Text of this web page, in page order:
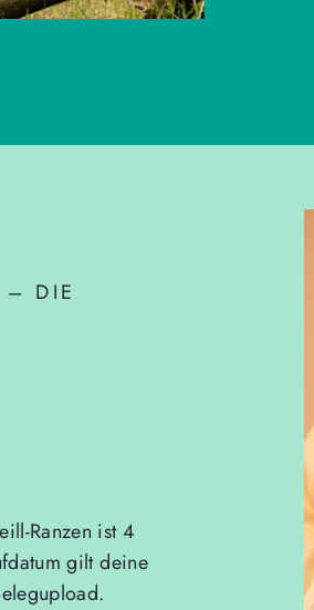
– DIE
Ranzen ist 4
gilt deine